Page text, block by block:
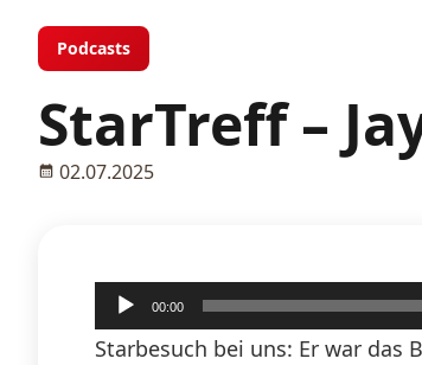
Podcasts
StarTreff –
02.07.2025
Audio-
Player
00:00
Starbesuch bei uns: Er war das